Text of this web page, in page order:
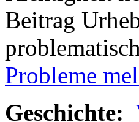
Beitrag
Probleme
Geschichte: